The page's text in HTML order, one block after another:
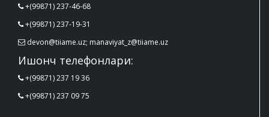
+(99871) 237-46-68
+(99871) 237-19-31
devon@tiiame.uz; manaviyat_z@tiiame.uz
Ишонч телефонлари:
+(99871) 237 19 36
+(99871) 237 09 75